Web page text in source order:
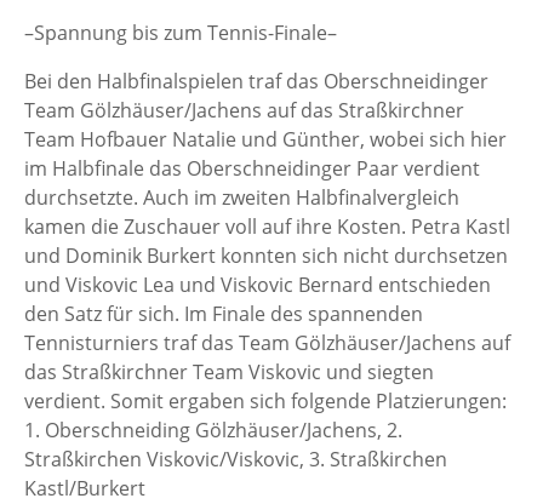
–Spannung bis zum Tennis-Finale–
Bei den Halbfinalspielen traf das Oberschneidinger
Team Gölzhäuser/Jachens auf das Straßkirchner
Team Hofbauer Natalie und Günther, wobei sich hier
im Halbfinale das Oberschneidinger Paar verdient
durchsetzte. Auch im zweiten Halbfinalvergleich
kamen die Zuschauer voll auf ihre Kosten. Petra Kastl
und Dominik Burkert konnten sich nicht durchsetzen
und Viskovic Lea und Viskovic Bernard entschieden
den Satz für sich. Im Finale des spannenden
Tennisturniers traf das Team Gölzhäuser/Jachens auf
das Straßkirchner Team Viskovic und siegten
verdient. Somit ergaben sich folgende Platzierungen:
1. Oberschneiding Gölzhäuser/Jachens, 2.
Straßkirchen Viskovic/Viskovic, 3. Straßkirchen
Kastl/Burkert